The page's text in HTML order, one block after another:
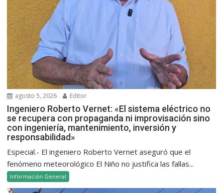
agosto 5, 2026 Editor
Ingeniero Roberto Vernet: «El sistema eléctrico no
se recupera con propaganda ni improvisación sino
con ingeniería, mantenimiento, inversión y
responsabilidad»
Especial.- El ingeniero Roberto Vernet aseguró que el
fenómeno meteorológico El Niño no justifica las fallas...
Información General